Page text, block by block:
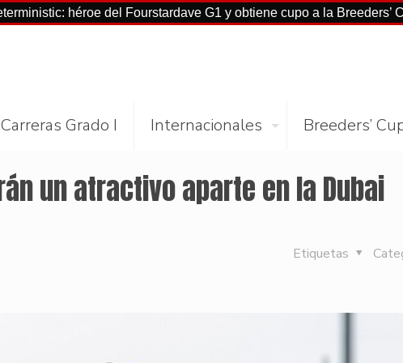
del Fourstardave G1 y obtiene cupo a la Breeders’ Cup Mile
Carreras Grado I Internacionales Breeders’
un atractivo aparte en la Dubai
Etiquetas